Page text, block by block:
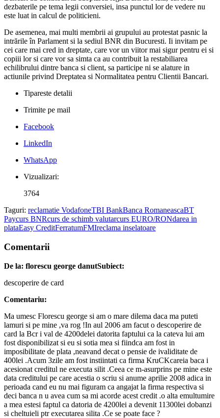
dezbaterile pe tema legii conversiei, insa punctul lor de vedere nu
este luat in calcul de politicieni.
De asemenea, mai multi membrii ai grupului au protestat pasnic la
intrările în Parlament si la sediul BNR din Bucuresti. Ii invitam pe
cei care mai cred in dreptate, care vor un viitor mai sigur pentru ei si
copiii lor si care vor sa simta ca au contribuit la restabiliarea
echilibrului dintre banca si client, sa participe ni se alature in
actiunile privind Dreptatea si Normalitatea pentru Clientii Bancari.
Tipareste detalii
Trimite pe mail
Facebook
LinkedIn
WhatsApp
Vizualizari:
3764
Taguri: reclamatie VodafoneTBI BankBanca RomaneascaBT
Paycurs BNRcurs de schimb valutarcurs EURO/RONdarea in
plataEasy CreditFerratumFMIreclama inselatoare
Comentarii
De la: florescu george danutSubiect:
descoperire de card
Comentariu:
Ma umesc Florescu george si am o mare dilema daca ma puteti
lamuri si pe mine ,va rog !In aul 2006 am facut o descoperire de
card la Bcr i val de 4200delei datorita faptului ca la cateva lui am
fost disponibilizat si eu si sotia mea si fiindca am fost in
imposibilitate de plata ,neavand decat o pensie de ivaliditate de
400lei .Acum 3zile am fost instiintati ca firma KruCKcareia baca i
acesionat creditul ne executa silit .Ceea ce m-asurprins pe mine este
data creditului pe care acestia o scriu si anume aprilie 2008 adica in
perioada cand eu nu mai figuram ca angajat la firma respectiva si
deci banca n u avea cum sa mi acorde acest credit .o alta emultumire
a mea estesi faptul ca datoria de 4200lei a devenit 11300lei dobanzi
si cheltuieli ptr executarea silita .Ce se poate face ?